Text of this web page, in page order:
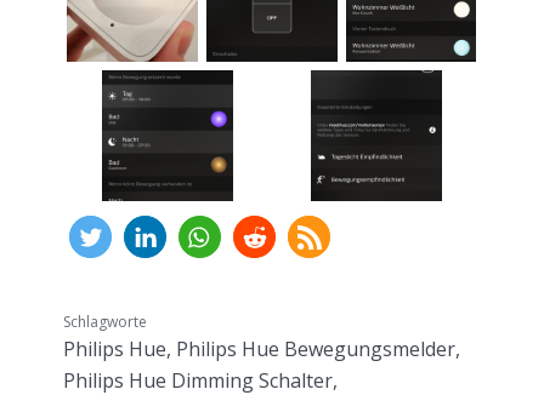
Schlagworte
Philips Hue, Philips Hue Bewegungsmelder,
Philips Hue Dimming Schalter,